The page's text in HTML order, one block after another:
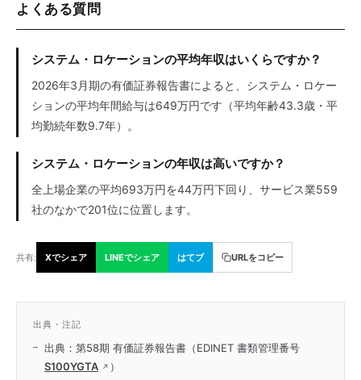
よくある質問
システム・ロケーションの平均年収はいくらですか？
2026年3月期の有価証券報告書によると、システム・ロケー
ションの平均年間給与は649万円です（平均年齢43.3歳・平
均勤続年数9.7年）。
システム・ロケーションの年収は高いですか？
全上場企業の平均693万円を44万円下回り、サービス業559
社のなかで201位に位置します。
共有: Xでシェア LINEでシェア はてブ URLをコピー
出典・注記
出典：第58期 有価証券報告書（EDINET 書類管理番号
S100YGTA
）